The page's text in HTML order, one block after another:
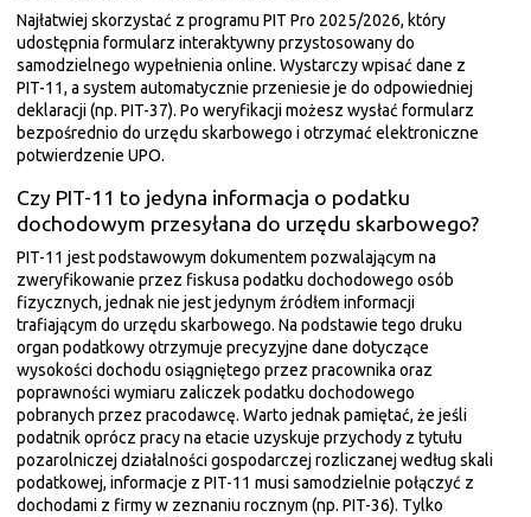
Najłatwiej skorzystać z programu PIT Pro 2025/2026, który
udostępnia formularz interaktywny przystosowany do
samodzielnego wypełnienia online. Wystarczy wpisać dane z
PIT-11, a system automatycznie przeniesie je do odpowiedniej
deklaracji (np. PIT-37). Po weryfikacji możesz wysłać formularz
bezpośrednio do urzędu skarbowego i otrzymać elektroniczne
potwierdzenie UPO.
Czy PIT-11 to jedyna informacja o podatku
dochodowym przesyłana do urzędu skarbowego?
PIT-11 jest podstawowym dokumentem pozwalającym na
zweryfikowanie przez fiskusa podatku dochodowego osób
fizycznych, jednak nie jest jedynym źródłem informacji
trafiającym do urzędu skarbowego. Na podstawie tego druku
organ podatkowy otrzymuje precyzyjne dane dotyczące
wysokości dochodu osiągniętego przez pracownika oraz
poprawności wymiaru zaliczek podatku dochodowego
pobranych przez pracodawcę. Warto jednak pamiętać, że jeśli
podatnik oprócz pracy na etacie uzyskuje przychody z tytułu
pozarolniczej działalności gospodarczej rozliczanej według skali
podatkowej, informacje z PIT-11 musi samodzielnie połączyć z
dochodami z firmy w zeznaniu rocznym (np. PIT-36). Tylko